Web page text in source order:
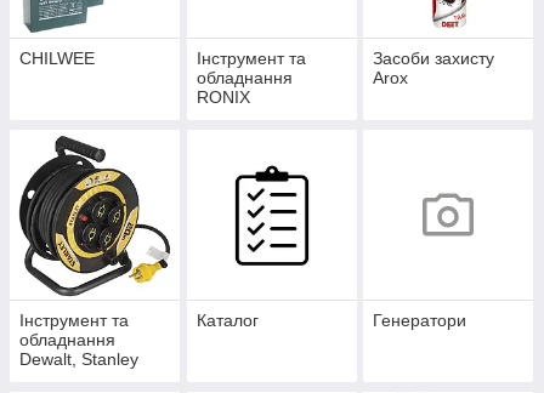
CHILWEE
Інструмент та
обладнання
RONIX
Засоби захисту
Arox
Інструмент та
обладнання
Dewalt, Stanley
Каталог Генератори